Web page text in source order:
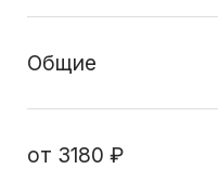
Общие
от 3180 ₽